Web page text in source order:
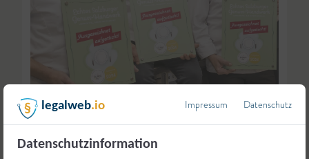
legalweb.io Impressum Datenschutz
Datenschutzinformation